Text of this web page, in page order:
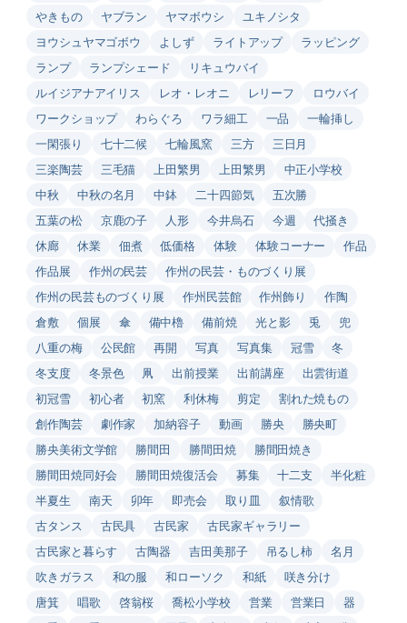
やきもの
ヤブラン ヤマボウシ
ユキノシタ
ヨウシュヤマゴボウ
よしず ライトアップ
ラッピング
ランプ
ランプシェード
リキュウバイ
ルイジアナアイリス
レオ・レオニ レリーフ
ロウバイ
ワークショップ
わらぐろ ワラ細工 一品
一輪挿し
一閑張り
七十二候 七輪風窯 三方
三日月
三楽陶芸
三毛猫 上田繁男 上田繁男
中正小学校
中秋
中秋の名月 中鉢 二十四節気
五次勝
五葉の松
京鹿の子 人形 今井烏石 今週
代掻き
休廊
休業 佃煮 低価格 体験 体験コーナー
作品
作品展
作州の民芸
作州の民芸・ものづくり展
作州の民芸ものづくり展
作州民芸館 作州飾り
作陶
倉敷
個展 傘 備中櫓 備前焼 光と影 兎
兜
八重の梅
公民館 再開 写真 写真集 冠雪
冬
冬支度
冬景色 凧 出前授業 出前講座
出雲街道
初冠雪
初心者 初窯 利休梅 剪定
割れた焼もの
創作陶芸
劇作家 加納容子 動画 勝央
勝央町
勝央美術文学館
勝間田 勝間田焼
勝間田焼き
勝間田焼同好会
勝間田焼復活会 募集 十二支
半化粧
半夏生
南天 卯年 即売会 取り皿
叙情歌
古タンス
古民具 古民家
古民家ギャラリー
古民家と暮らす
古陶器 吉田美那子 吊るし柿
名月
吹きガラス
和の服 和ローソク 和紙
咲き分け
唐箕
唱歌 啓翁桜 喬松小学校 営業 営業日
器